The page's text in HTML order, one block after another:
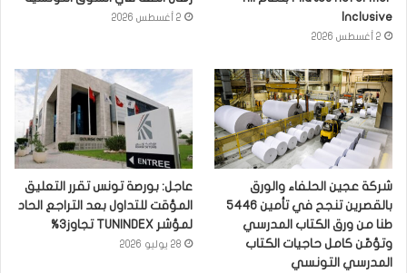
Inclusive
2 أغسطس 2026
2 أغسطس 2026
شركة عجين الحلفاء والورق
بالقصرين تنجح في تأمين 5446
طنا من ورق الكتاب المدرسي
وتؤمّن كامل حاجيات الكتاب
المدرسي التونسي
عاجل: بورصة تونس تقرر التعليق
المؤقت للتداول بعد التراجع الحاد
لمؤشر TUNINDEX تجاوز3%
28 يوليو 2026